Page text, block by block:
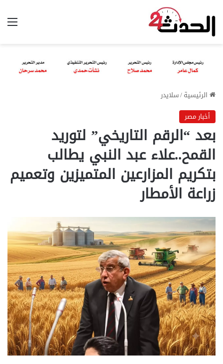
الرئيسية/سلايدر
أخبار مصر
بعد “الرقم التاريخي” لتوريد
القمح..علاء عبد النبي يطالب
بتكريم المزارعين المتميزين وتعميم
زراعة الأمطار